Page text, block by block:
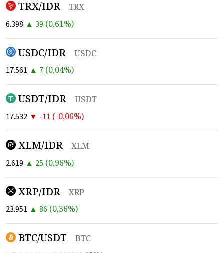
TRX/IDR
TRX
6.398 ▲ 39 (0,61%)
USDC/IDR
USDC
17.561 ▲ 7 (0,04%)
USDT/IDR
USDT
17.532 ▼ -11 (-0,06%)
XLM/IDR
XLM
2.619 ▲ 25 (0,96%)
XRP/IDR
XRP
23.951 ▲ 86 (0,36%)
BTC/USDT
BTC